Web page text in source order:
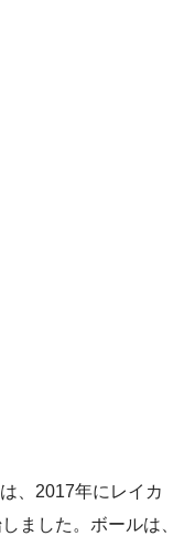
、2017年にレイカ
ました。ボールは、